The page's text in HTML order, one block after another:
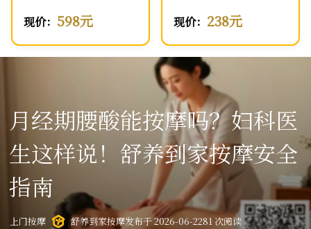
现价： 598元 现价： 238元
月经期腰酸能按摩吗？妇科医
生这样说！舒养到家按摩安全
指南
上门按摩 舒养到家按摩发布于 2026-06-2281 次阅读